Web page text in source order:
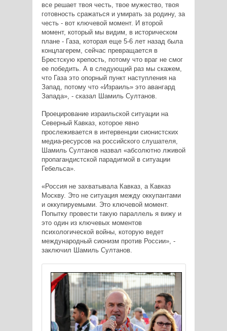
все решает твоя честь, твое мужество, твоя
готовность сражаться и умирать за родину, за
честь - вот ключевой момент. И второй
момент, который мы видим, в историческом
плане - Газа, которая еще 5-6 лет назад была
концлагерем, сейчас превращается в
Брестскую крепость, потому что враг не смог
ее победить. А в следующий раз мы скажем,
что Газа это опорный пункт наступления на
Запад, потому что «Израиль» это авангард
Запада», - сказал Шамиль Султанов.
Проецирование израильской ситуации на
Северный Кавказ, которое явно
прослеживается в интервенции сионистских
медиа-ресурсов на российского слушателя,
Шамиль Султанов назвал «абсолютно лживой
пропагандистской парадигмой в ситуации
Гебельса».
«Россия не захватывала Кавказ, а Кавказ
Москву. Это не ситуация между оккупантами
и оккупируемыми. Это ключевой момент.
Попытку провести такую параллель я вижу и
это один из ключевых моментов
психологической войны, которую ведет
международный сионизм против России», -
заключил Шамиль Султанов.